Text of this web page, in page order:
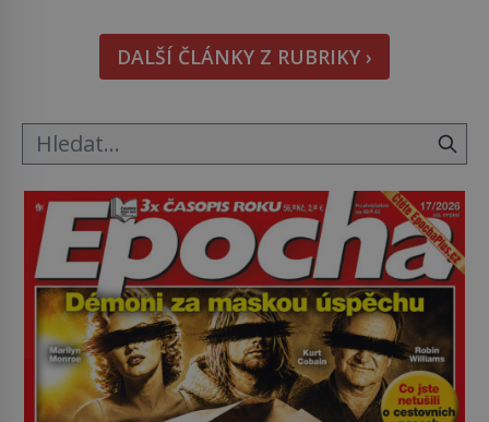
Rudolf Höss (1901–1947), Josef Mengele (1911–
1979) či Heinrich Himmler (1900–1945) zná každý,
o koho se historie jen otřela. Jenže […]
DALŠÍ ČLÁNKY Z RUBRIKY ›